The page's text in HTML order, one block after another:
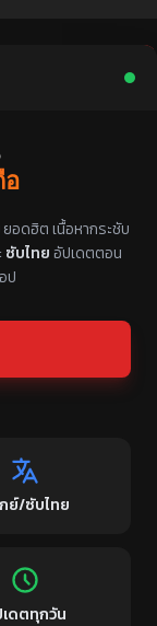
อ
ยอดฮิต เนื้อหากระชับ
ซับไทยอัปเดตตอน
ป
ย์/ซับไทย
ดตทุกวัน